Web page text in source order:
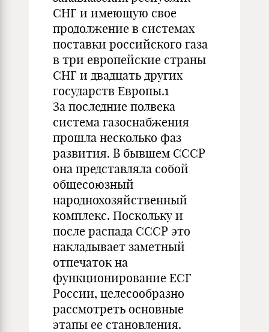
СНГ и имеющую свое
продолжение в системах
поставки российского газа
в три европейские страны
СНГ и двадцать других
государств Европы.1
За последние полвека
система газоснабжения
прошла несколько фаз
развития. В бывшем СССР
она представляла собой
общесоюзный
народнохозяйственный
комплекс. Поскольку и
после распада СССР это
накладывает заметный
отпечаток на
функционирование ЕСГ
России, целесообразно
рассмотреть основные
этапы ее становления.